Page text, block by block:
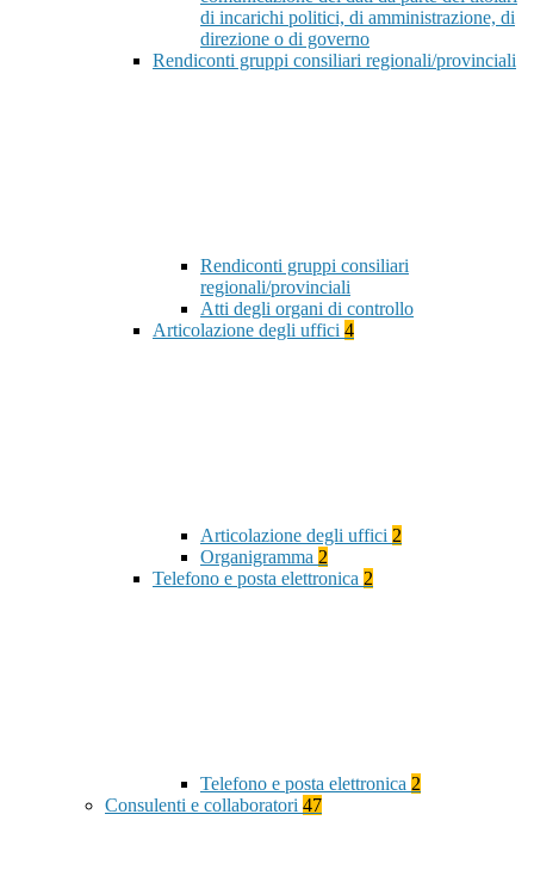
di incarichi politici, di amministrazione, di
direzione o di governo
Rendiconti gruppi consiliari regionali/provinciali
Rendiconti gruppi consiliari
regionali/provinciali
Atti degli organi di controllo
Articolazione degli uffici 4
Articolazione degli uffici 2
Organigramma 2
Telefono e posta elettronica 2
Telefono e posta elettronica 2
Consulenti e collaboratori 47